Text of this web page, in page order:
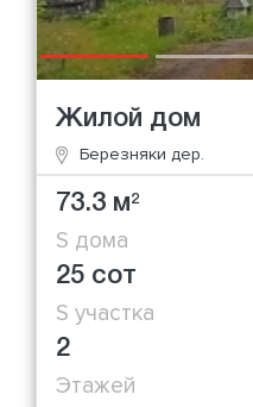
Жилой дом
Березняки дер.
73.3 м2
S дома
25 сот
S участка
2
Этажей